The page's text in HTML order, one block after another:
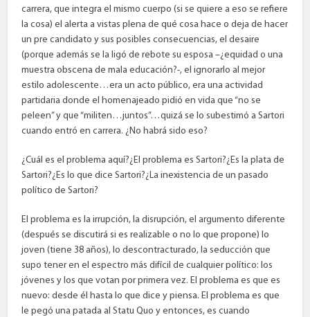
carrera, que integra el mismo cuerpo (si se quiere a eso se refiere
la cosa) el alerta a vistas plena de qué cosa hace o deja de hacer
un pre candidato y sus posibles consecuencias, el desaire
(porque además se la ligó de rebote su esposa –¿equidad o una
muestra obscena de mala educación?-, el ignorarlo al mejor
estilo adolescente…era un acto público, era una actividad
partidaria donde el homenajeado pidió en vida que “no se
peleen” y que “militen…juntos”…quizá se lo subestimó a Sartori
cuando entró en carrera. ¿No habrá sido eso?
¿Cuál es el problema aquí?¿El problema es Sartori?¿Es la plata de
Sartori?¿Es lo que dice Sartori?¿La inexistencia de un pasado
político de Sartori?
El problema es la irrupción, la disrupción, el argumento diferente
(después se discutirá si es realizable o no lo que propone) lo
joven (tiene 38 años), lo descontracturado, la seducción que
supo tener en el espectro más difícil de cualquier político: los
jóvenes y los que votan por primera vez. El problema es que es
nuevo: desde él hasta lo que dice y piensa. El problema es que
le pegó una patada al Statu Quo y entonces, es cuando